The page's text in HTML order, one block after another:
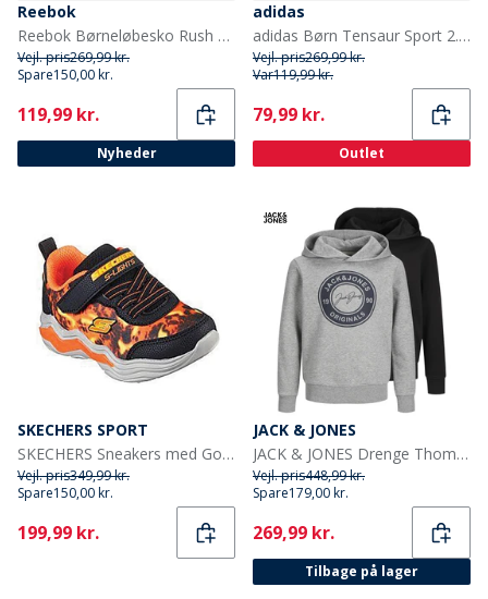
Reebok
Reebok Børneløbesko Rush Runner 5 med elastiksnørebånd og velcrorem Neutral Vector Blue/Vector Blue/Hvid
Vejl. pris269,99 kr.
Spare150,00 kr.
Current
119,99 kr.
Nyheder
adidas
adidas Børn Tensaur Sport 2.0 Træningssko Dark Blue/Footwear White/Core Black
Vejl. pris269,99 kr.
Var119,99 kr.
Current
79,99 kr.
Outlet
SKECHERS SPORT
SKECHERS Sneakers med Gore & Strap til små Drenge Erupters IV med lys sort orange
Vejl. pris349,99 kr.
Spare150,00 kr.
Current
199,99 kr.
JACK & JONES
JACK & JONES Drenge Thomas To-Pak Hoodies Lysegrå Melange/Sort
Vejl. pris448,99 kr.
Spare179,00 kr.
Current
269,99 kr.
Tilbage på lager